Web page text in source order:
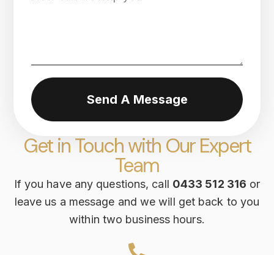
Get in Touch with Our Expert
Team
If you have any questions, call 0433 512 316 or
leave us a message and we will get back to you
within two business hours.
Send A Message